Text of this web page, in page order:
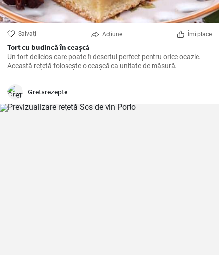
Salvați Acțiune Îmi place
Tort cu budincă în ceașcă
Un tort delicios care poate fi desertul perfect pentru orice ocazie.
Această rețetă folosește o ceașcă ca unitate de măsură.
Gretarezepte